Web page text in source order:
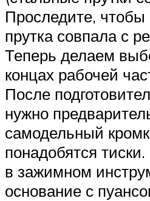
Проследите, чтобы
прутка совпала с
Теперь делаем
концах рабочей
После
нужно
самодельный
понадобятся
в зажимном
основание с